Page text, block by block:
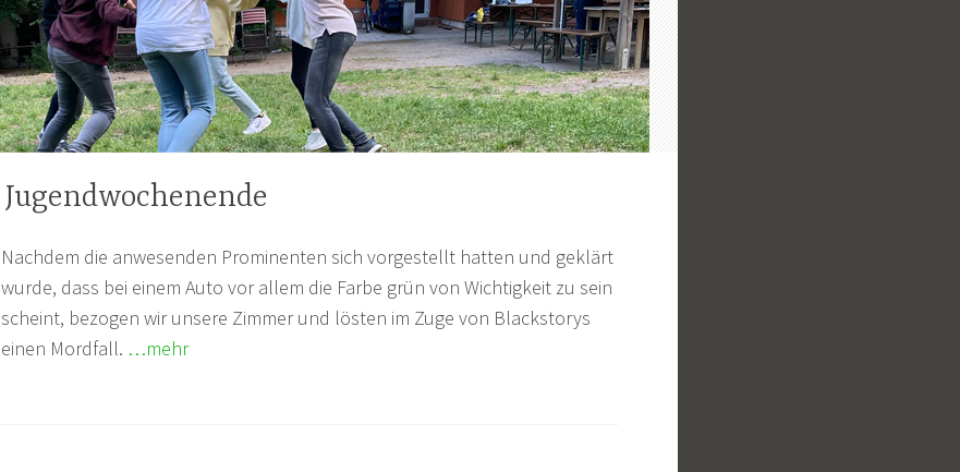
Jugendwochenende
Nachdem die anwesenden Prominenten sich vorgestellt hatten und geklärt
wurde, dass bei einem Auto vor allem die Farbe grün von Wichtigkeit zu sein
scheint, bezogen wir unsere Zimmer und lösten im Zuge von Blackstorys
einen Mordfall. …mehr